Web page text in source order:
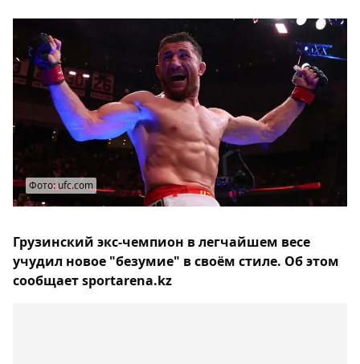
Фото: ufc.com
Грузинский экс-чемпион в легчайшем весе
учудил новое "безумие" в своём стиле. Об этом
сообщает sportarena.kz